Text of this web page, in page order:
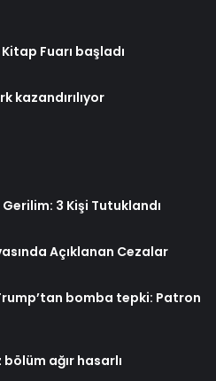
Fuarı başladı
kazandırılıyor
3 Kişi Tutuklandı
Açıklanan Cezalar
bomba tepki: Patron
bölüm ağır hasarlı